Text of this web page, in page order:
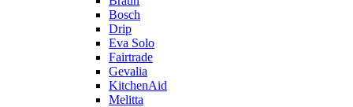
Bosch
Drip
Eva Solo
Fairtrade
Gevalia
KitchenAid
Melitta